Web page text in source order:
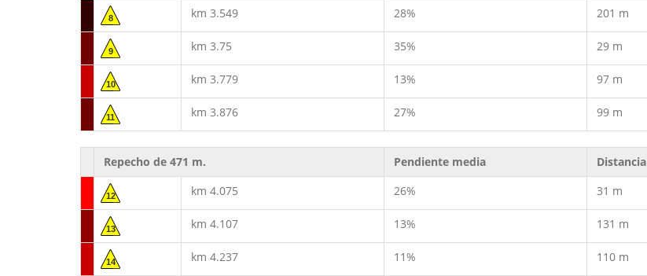
8 km 3.549 28% 201 m
9 km 3.75 35% 29 m
10 km 3.779 13% 97 m
11 km 3.876 27% 99 m
Repecho de 471 m. Pendiente media Distancia
12 km 4.075 26% 31 m
13 km 4.107 13% 131 m
14 km 4.237 11% 110 m